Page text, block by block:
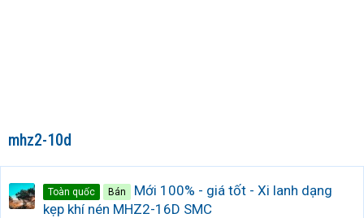
mhz2-10d
Toàn quốc Bán
Mới 100% - giá tốt - Xi lanh dạng
kẹp khí nén MHZ2-16D SMC